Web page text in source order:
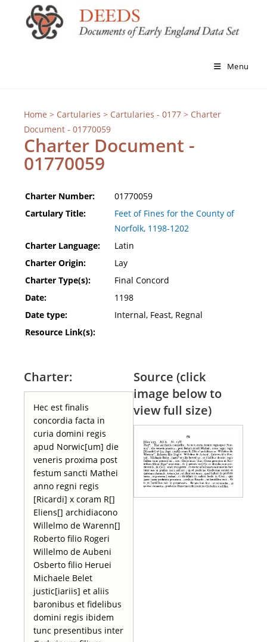
Menu
Home > Cartularies > Cartularies - 0177> Charter
Document - 01770059
Charter Document -
01770059
Charter Number:
01770059
Cartulary Title:
Feet of Fines for the County of
Norfolk, 1198-1202
Charter Language:
Latin
Charter Origin:
Lay
Charter Type(s):
Final Concord
Date:
1198
Date type:
Internal, Feast, Regnal
Resource Link(s):
Charter:
Hec est finalis
concordia facta in
curia domini regis
apud Norwic[um] die
veneris proxima post
festum sancti Mathei
anno regni regis
[Ricardi] x coram R[]
Eliens[] archidiacono
Willelmo de Warenn[]
Roberto filio Rogeri
Willelmo de Aubeni
Osberto filio Heruei
Michaele Belet
justic[iariis] et aliis
baronibus et fidelibus
domini regis ibidem
tunc presentibus inter
Source (click
image below to
view full size)